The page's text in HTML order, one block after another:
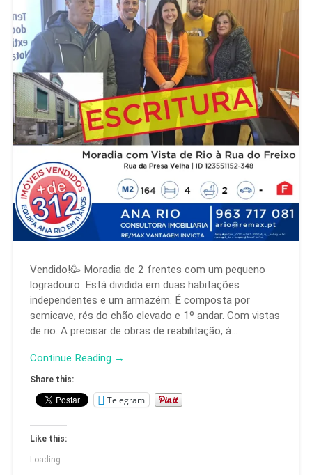
Vendido!🥳 Moradia de 2 frentes com um pequeno
logradouro. Está dividida em duas habitações
independentes e um armazém. É composta por
semicave, rés do chão elevado e 1º andar. Com vistas
de rio. A precisar de obras de reabilitação, à…
Continue Reading →
Share this:
Telegram
Like this:
Loading...